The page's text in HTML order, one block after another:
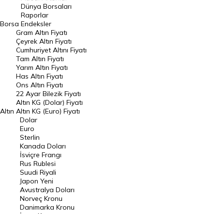
Geçmiş Kapanışlar
Dünya Borsaları
Raporlar
Endeksler
DÖVİZ
Döviz Kuru
Dolar Kuru
Euro Kuru
Pound Kuru
Frank Kuru
Riyal Kuru
Avustralya Doları
Danimarka Kronu Kuru
Kanada Doları Kuru
Borsa
Dünya Borsaları
Raporlar
Endeksler
Altın
Gram Altın Fiyatı
Çeyrek Altın Fiyatı
Cumhuriyet Altını Fiyatı
Tam Altın Fiyatı
Yarım Altın Fiyatı
Has Altın Fiyatı
Ons Altın Fiyatı
22 Ayar Bilezik Fiyatı
Altın KG (Dolar) Fiyatı
Altın KG (Euro) Fiyatı
Dolar
Euro
Sterlin
Kanada Doları
İsviçre Frangı
Rus Rublesi
Suudi Riyali
Japon Yeni
Avustralya Doları
Norveç Kronu
Danimarka Kronu